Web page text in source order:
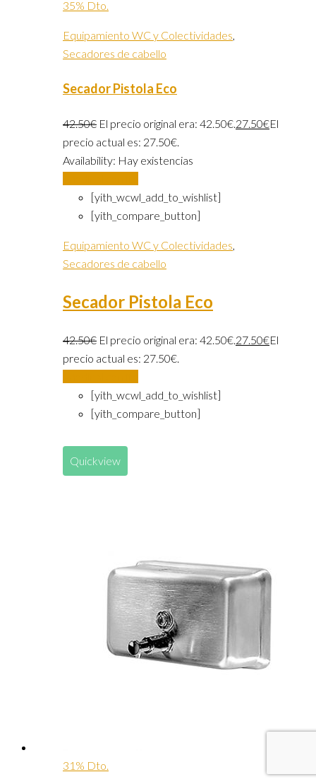
35% Dto.
Equipamiento WC y Colectividades,
Secadores de cabello
Secador Pistola Eco
42.50€ El precio original era: 42.50€.27.50€El
precio actual es: 27.50€.
Availability: Hay existencias
[yith_wcwl_add_to_wishlist]
[yith_compare_button]
Equipamiento WC y Colectividades,
Secadores de cabello
Secador Pistola Eco
42.50€ El precio original era: 42.50€.27.50€El
precio actual es: 27.50€.
[yith_wcwl_add_to_wishlist]
[yith_compare_button]
Quickview
31% Dto.